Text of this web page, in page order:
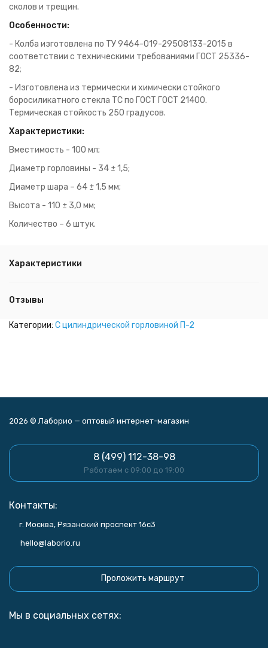
сколов и трещин.
Особенности:
- Колба изготовлена по ТУ 9464-019-29508133-2015 в
соответствии с техническими требованиями ГОСТ 25336-
82;
- Изготовлена из термически и химически стойкого
боросиликатного стекла ТС по ГОСТ ГОСТ 21400.
Термическая стойкость 250 градусов.
Характеристики:
Вместимость - 100 мл;
Диаметр горловины - 34 ± 1,5;
Диаметр шара – 64 ± 1,5 мм;
Высота - 110 ± 3,0 мм;
Количество – 6 штук.
Характеристики
Отзывы
Категории: С цилиндрической горловиной П-2
2026 © Лаборио — оптовый интернет-магазин
8 (499) 112-38-98
Работаем с 09:00 до 19:00
Контакты:
г. Москва, Рязанский проспект 16с3
hello@laborio.ru
Проложить маршрут
Мы в социальных сетях: